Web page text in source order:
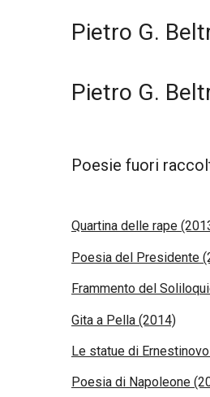
Pietro G.
Pietro G.
Poesie fuori
Quartina delle rape
Poesia del Presidente
Frammento del
Gita a Pella (2014)
Le statue di
Poesia di Napoleone